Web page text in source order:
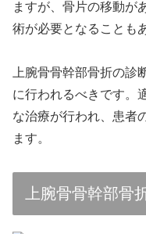
ますが、骨片の移動が
術が必要となることも
上腕骨骨幹部骨折の
に行われるべきです。
な治療が行われ、患者
ます。
上腕骨骨幹部骨